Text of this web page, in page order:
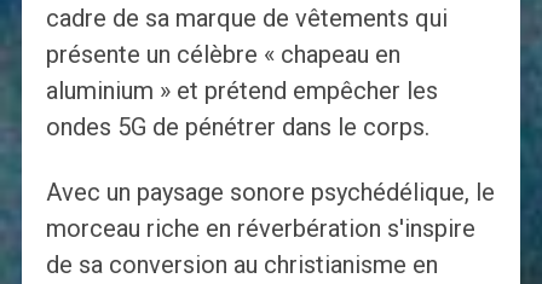
cadre de sa marque de vêtements qui
présente un célèbre « chapeau en
aluminium » et prétend empêcher les
ondes 5G de pénétrer dans le corps.
Avec un paysage sonore psychédélique, le
morceau riche en réverbération s'inspire
de sa conversion au christianisme en